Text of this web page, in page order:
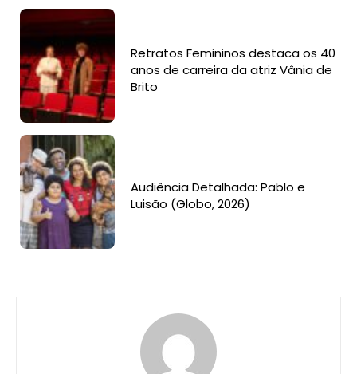
Retratos Femininos destaca os 40
anos de carreira da atriz Vânia de
Brito
Audiência Detalhada: Pablo e
Luisão (Globo, 2026)